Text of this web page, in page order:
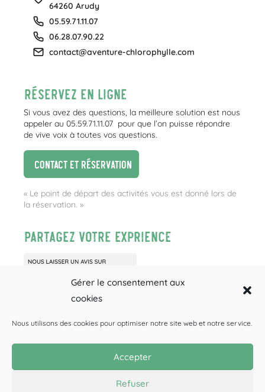
Gérer le consentement aux
cookies
Nous utilisons des cookies pour optimiser notre site web et notre service.
Accepter
Refuser
64260 Arudy
05.59.71.11.07
06.28.07.90.22
contact@aventure-chlorophylle.com
Réservez en ligne
Si vous avez des questions, la meilleure solution est nous
appeler au 05.59.71.11.07 pour que l’on puisse répondre
de vive voix à toutes vos questions.
Contact et réservation
« Le point de départ des activités vous est donné lors de
la réservation. »
Partagez votre exprience
Canyoning Rafting Spéléologie
BONS CADEAUX